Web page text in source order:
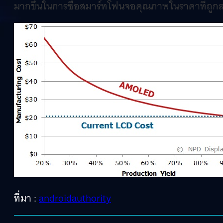
มากขึ้นในการซื้อสมาร์ทโฟนจอคุณภาพในราคาที่ถูก
ที่มา :androidauthority